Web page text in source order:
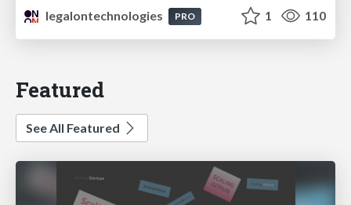
legalontechnologies
PRO 1 110
Featured
See All Featured